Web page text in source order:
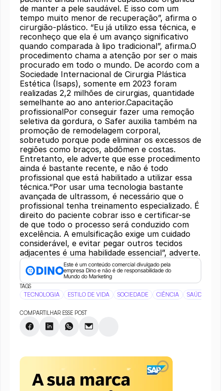
de manter a pele saudável. E isso com um
tempo muito menor de recuperação”, afirma o
cirurgião-plástico. “Eu já utilizo essa técnica, e
reconheço que ela é um avanço significativo
quando comparada à lipo tradicional”, afirma.O
procedimento chama a atenção por ser o mais
procurado em todo o mundo. De acordo com a
Sociedade Internacional de Cirurgia Plástica
Estética (Isaps), somente em 2023 foram
realizadas 2,2 milhões de cirurgias, quantidade
semelhante ao ano anterior.Capacitação
profissionalPor conseguir fazer uma remoção
seletiva da gordura, o Safer auxilia também na
promoção de remodelagem corporal,
sobretudo porque pode eliminar os excessos de
regiões como braços, abdômen e costas.
Entretanto, ele adverte que esse procedimento
ainda é bastante recente, e não é todo
profissional que está habilitado a utilizar essa
técnica.“Por usar uma tecnologia bastante
avançada de ultrassom, é necessário que o
profissional tenha treinamento especializado. É
direito do paciente cobrar isso e certificar-se
de que todo o processo será conduzido com
excelência. A emulsificação exige um cuidado
considerável, e evitar pegar outros tecidos
adjacentes é uma habilidade essencial”, adverte.
Este é um conteúdo comercial divulgado pela
empresa Dino e não é de responsabilidade do
Mundo do Marketing
TAGS
TECNOLOGIA ESTILO DE VIDA SOCIEDADE CIÊNCIA SAÚDE E
COMPARTILHAR ESSE POST